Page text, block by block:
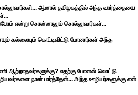
ஆனால் தமிழகத்தில் அந்த வார்த்தையை
என்று சொன்னாலும் சொல்லுவார்கள்...
கல்லையும் கொட்டிவிட்டு போனார்கள் அந்த
ஆற்றாதவர்களுக்கு? எதற்கு போனஸ் லொட்டு
நான் பார்த்தேன்... அந்த ஊழியர்களுக்கு என்